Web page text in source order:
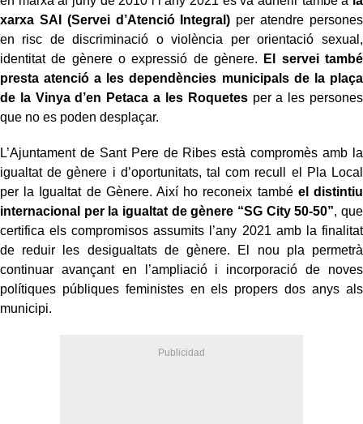
xarxa SAI (Servei d’Atenció Integral) per atendre persones
en risc de discriminació o violència per orientació sexual,
identitat de gènere o expressió de gènere.
El servei també
presta atenció a les dependències municipals de la plaça
de la Vinya d’en Petaca a les Roquetesper a les persones
que no es poden desplaçar.
L’Ajuntament de Sant Pere de Ribes està compromès amb la
igualtat de gènere i d’oportunitats, tal com recull el Pla Local
per la Igualtat de Gènere. Així ho reconeix també el distintiu
internacional per la igualtat de gènere “SG City 50-50”, que
certifica els compromisos assumits l’any 2021 amb la finalitat
de reduir les desigualtats de gènere. El nou pla permetrà
continuar avançant en l’ampliació i incorporació de noves
polítiques públiques feministes en els propers dos anys als
municipi.